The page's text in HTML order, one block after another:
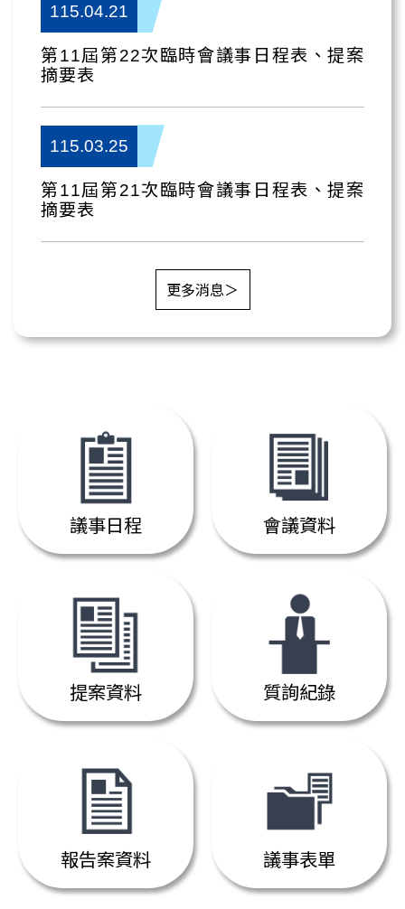
115.04.21
第11屆第22次臨時會議事日程表、提案
摘要表
115.03.25
第11屆第21次臨時會議事日程表、提案
摘要表
更多消息＞
議事日程 會議資料
提案資料 質詢紀錄
報告案資料 議事表單